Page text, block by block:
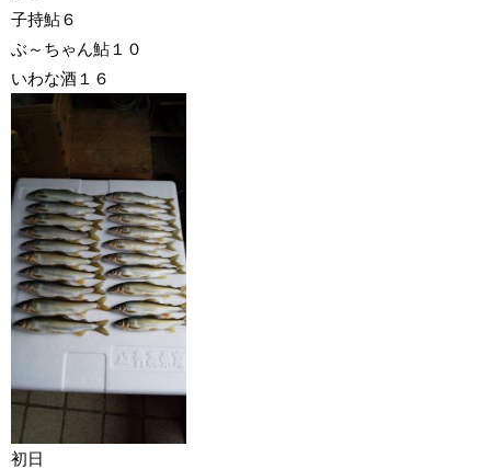
子持鮎６
ぶ～ちゃん鮎１０
いわな酒１６
初日